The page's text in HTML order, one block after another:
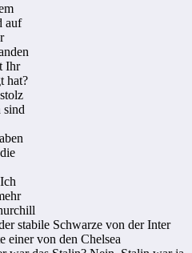
auf
Ihr
hat?
sind
stabile Schwarze von der Inter
von den Chelsea